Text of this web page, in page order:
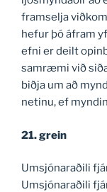
framselja
hefur þó áfram
efni er deilt
samræmi við
biðja um að
netinu, ef
21. grein
Umsjónaraðili
Umsjónaraðili